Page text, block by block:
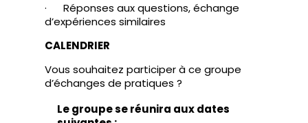
· Réponses aux questions, échange
d’expériences similaires
CALENDRIER
Vous souhaitez participer à ce groupe
d’échanges de pratiques ?
Le groupe se réunira aux dates